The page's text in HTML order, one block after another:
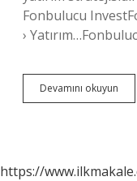
Fonbulucu
›
Devamını okuyun
Riski
https://